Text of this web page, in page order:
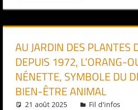
AU JARDIN DES PLANTES
DEPUIS 1972, L’ORANG-
NÉNETTE, SYMBOLE DU
BIEN-ÊTRE ANIMAL
21 août 2025 Daniel
Fil d'infos